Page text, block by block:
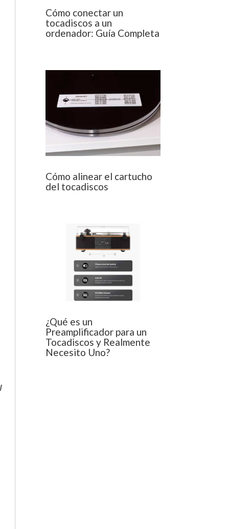
Cómo conectar un
tocadiscos a un
ordenador: Guía Completa
Cómo alinear el cartucho
del tocadiscos
¿Qué es un
Preamplificador para un
Tocadiscos y Realmente
Necesito Uno?